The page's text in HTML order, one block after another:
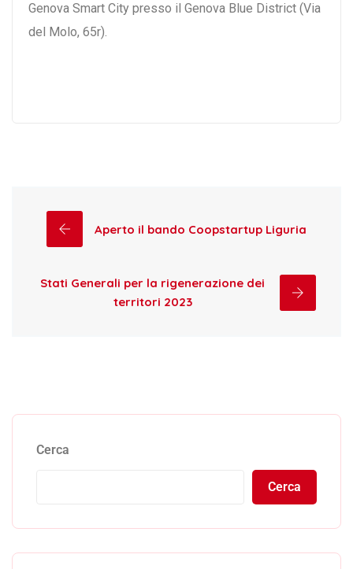
Genova Smart City presso il Genova Blue District (Via
del Molo, 65r).
Aperto il bando Coopstartup Liguria
Stati Generali per la rigenerazione dei
territori 2023
Cerca
Cerca